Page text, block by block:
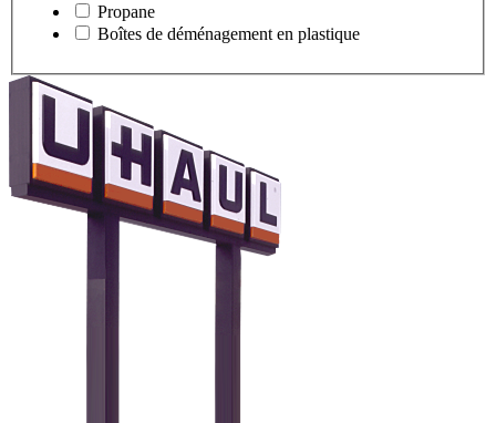
Propane
Boîtes de déménagement en plastique